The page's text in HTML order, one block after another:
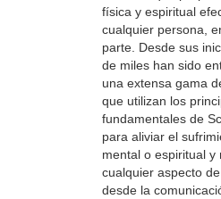
física y espiritual
cualquier persona,
parte. Desde sus
de miles han sido
una extensa gama
que utilizan los
fundamentales de
para aliviar el
mental o espiritual y
cualquier aspecto
desde la